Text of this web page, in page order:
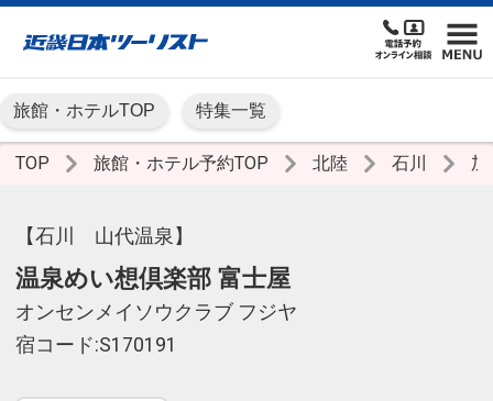
旅館・ホテルTOP 特集一覧
TOP 旅館・ホテル予約TOP 北陸 石川
【石川 山代温泉】
温泉めい想倶楽部 富士屋
オンセンメイソウクラブ フジヤ
宿コード:S170191